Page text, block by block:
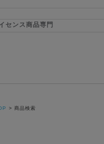
センス商品専門
商品検索